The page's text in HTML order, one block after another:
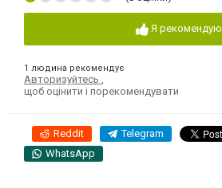
Я рекомендую
1 людина рекомендує
Авторизуйтесь
щоб оцінити і порекомендувати
Reddit Telegram
WhatsApp